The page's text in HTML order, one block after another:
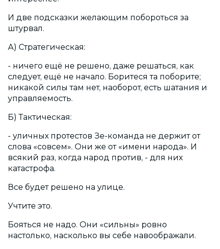
И две подсказки желающим побороться за
штурвал.
А) Стратегическая:
- ничего ещё не решено, даже решаться, как
следует, ещё не начало. Боритеся та поборите;
никакой силы там нет, наоборот, есть шатания и
управляемость.
Б) Тактическая:
- уличных протестов Зе-команда не держит от
слова «совсем». Они же от «имени народа». И
всякий раз, когда народ против, - для них
катастрофа.
Все будет решено на улице.
Учтите это.
Бояться не надо. Они «сильны» ровно
настолько, насколько вы себе навоображали.